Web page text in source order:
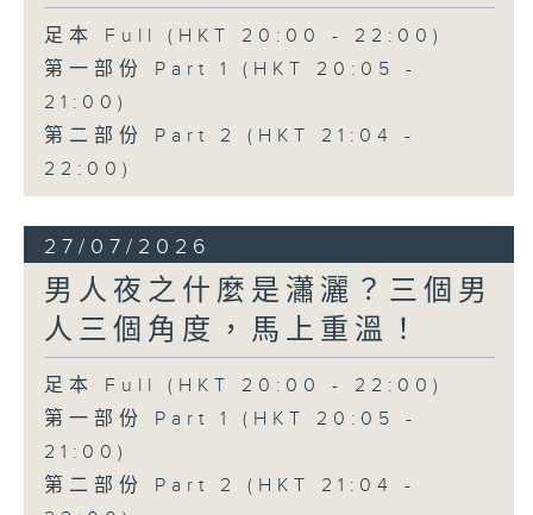
足本 Full (HKT 20:00 - 22:00)
第一部份 Part 1 (HKT 20:05 -
21:00)
第二部份 Part 2 (HKT 21:04 -
22:00)
27/07/2026
男人夜之什麼是瀟灑？三個男
人三個角度，馬上重溫！
足本 Full (HKT 20:00 - 22:00)
第一部份 Part 1 (HKT 20:05 -
21:00)
第二部份 Part 2 (HKT 21:04 -